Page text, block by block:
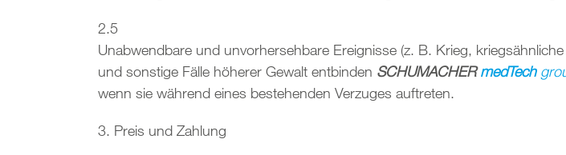
2.5
Unabwendbare und unvorhersehbare Ereignisse (z. B. Krieg,
und sonstige Fälle höherer Gewalt entbinden SCHUMACHERmedTech
wenn sie während eines bestehenden Verzuges auftreten.
3. Preis und Zahlung